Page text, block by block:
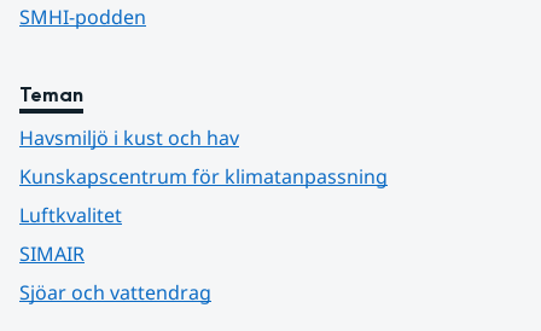
SMHI-podden
Teman
Havsmiljö i kust och hav
Kunskapscentrum för klimatanpassning
Luftkvalitet
SIMAIR
Sjöar och vattendrag